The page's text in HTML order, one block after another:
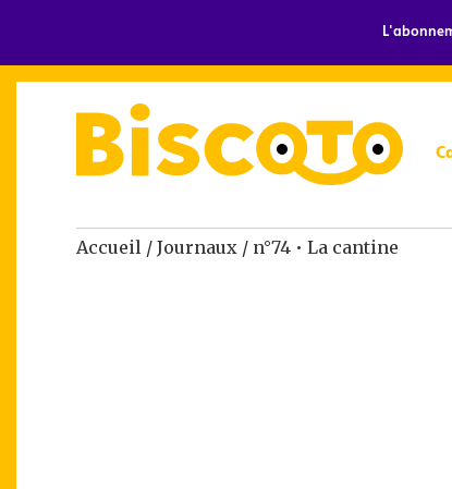
Accueil / Journaux / n°74 • La cantine